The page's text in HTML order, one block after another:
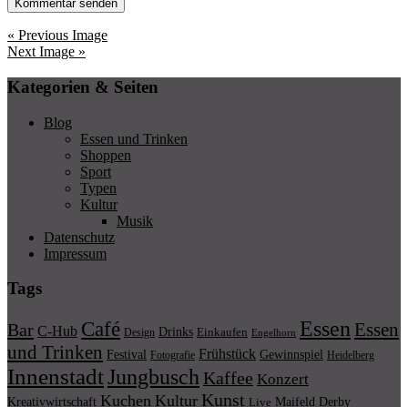
« Previous Image
Next Image »
Kategorien & Seiten
Blog
Essen und Trinken
Shoppen
Sport
Typen
Kultur
Musik
Datenschutz
Impressum
Tags
Bar C-Hub Café Design Drinks Einkaufen Engelhorn Essen Essen
und Trinken Festival Fotografie Frühstück Gewinnspiel Heidelberg
InnenstadtJungbusch Kaffee Konzert
Kreativwirtschaft Kuchen Kultur Kunst Live Maifeld Derby